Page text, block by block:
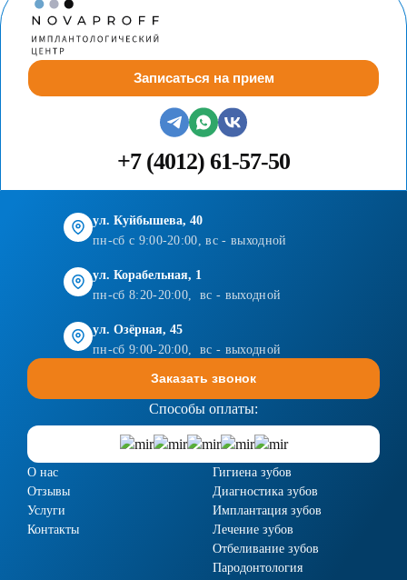
Записаться на прием
+7 (4012) 61-57-50
ул. Куйбышева, 40
пн-сб с 9:00-20:00, вс - выходной
ул. Корабельная, 1
пн-сб 8:20-20:00, вс - выходной
ул. Озёрная, 45
пн-сб 9:00-20:00, вс - выходной
Заказать звонок
Способы оплаты:
О нас
Отзывы
Услуги
Контакты
Гигиена зубов
Диагностика зубов
Имплантация зубов
Лечение зубов
Отбеливание зубов
Пародонтология